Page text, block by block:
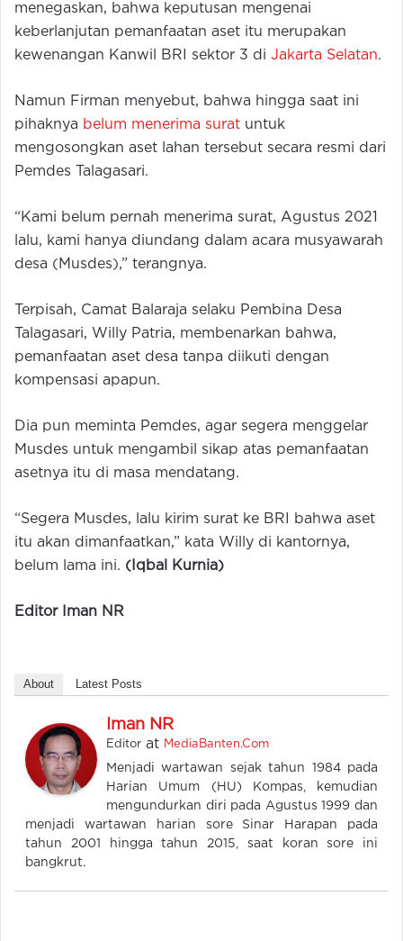
menegaskan, bahwa keputusan mengenai
keberlanjutan pemanfaatan aset itu merupakan
kewenangan Kanwil BRI sektor 3 di Jakarta Selatan.
Namun Firman menyebut, bahwa hingga saat ini
pihaknya belum menerima surat untuk
mengosongkan aset lahan tersebut secara resmi dari
Pemdes Talagasari.
“Kami belum pernah menerima surat, Agustus 2021
lalu, kami hanya diundang dalam acara musyawarah
desa (Musdes),” terangnya.
Terpisah, Camat Balaraja selaku Pembina Desa
Talagasari, Willy Patria, membenarkan bahwa,
pemanfaatan aset desa tanpa diikuti dengan
kompensasi apapun.
Dia pun meminta Pemdes, agar segera menggelar
Musdes untuk mengambil sikap atas pemanfaatan
asetnya itu di masa mendatang.
“Segera Musdes, lalu kirim surat ke BRI bahwa aset
itu akan dimanfaatkan,” kata Willy di kantornya,
belum lama ini. (Iqbal Kurnia)
Editor Iman NR
About Latest Posts
Iman NR
Editor at MediaBanten.Com
Menjadi wartawan sejak tahun 1984 pada
Harian Umum (HU) Kompas, kemudian
mengundurkan diri pada Agustus 1999 dan
menjadi wartawan harian sore Sinar Harapan pada
tahun 2001 hingga tahun 2015, saat koran sore ini
bangkrut.